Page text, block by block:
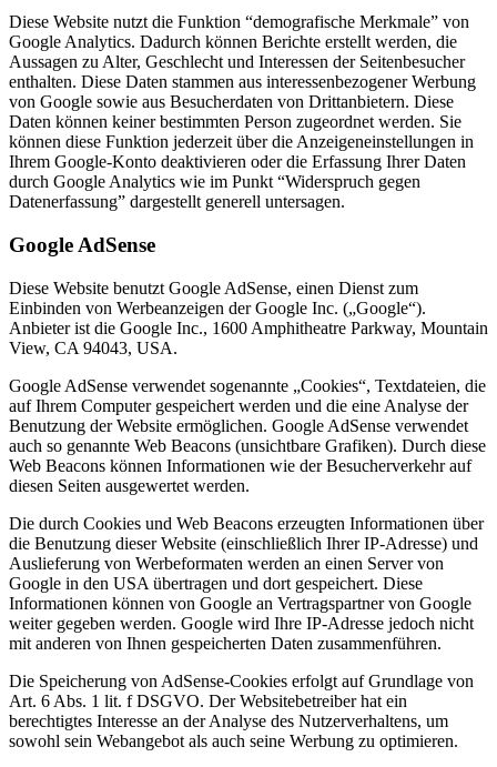
Diese Website nutzt die Funktion “demografische Merkmale” von
Google Analytics. Dadurch können Berichte erstellt werden, die
Aussagen zu Alter, Geschlecht und Interessen der Seitenbesucher
enthalten. Diese Daten stammen aus interessenbezogener Werbung
von Google sowie aus Besucherdaten von Drittanbietern. Diese
Daten können keiner bestimmten Person zugeordnet werden. Sie
können diese Funktion jederzeit über die Anzeigeneinstellungen in
Ihrem Google-Konto deaktivieren oder die Erfassung Ihrer Daten
durch Google Analytics wie im Punkt “Widerspruch gegen
Datenerfassung” dargestellt generell untersagen.
Google AdSense
Diese Website benutzt Google AdSense, einen Dienst zum
Einbinden von Werbeanzeigen der Google Inc. („Google“).
Anbieter ist die Google Inc., 1600 Amphitheatre Parkway, Mountain
View, CA 94043, USA.
Google AdSense verwendet sogenannte „Cookies“, Textdateien, die
auf Ihrem Computer gespeichert werden und die eine Analyse der
Benutzung der Website ermöglichen. Google AdSense verwendet
auch so genannte Web Beacons (unsichtbare Grafiken). Durch diese
Web Beacons können Informationen wie der Besucherverkehr auf
diesen Seiten ausgewertet werden.
Die durch Cookies und Web Beacons erzeugten Informationen über
die Benutzung dieser Website (einschließlich Ihrer IP-Adresse) und
Auslieferung von Werbeformaten werden an einen Server von
Google in den USA übertragen und dort gespeichert. Diese
Informationen können von Google an Vertragspartner von Google
weiter gegeben werden. Google wird Ihre IP-Adresse jedoch nicht
mit anderen von Ihnen gespeicherten Daten zusammenführen.
Die Speicherung von AdSense-Cookies erfolgt auf Grundlage von
Art. 6 Abs. 1 lit. f DSGVO. Der Websitebetreiber hat ein
berechtigtes Interesse an der Analyse des Nutzerverhaltens, um
sowohl sein Webangebot als auch seine Werbung zu optimieren.